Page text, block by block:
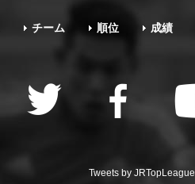
チーム 順位 成績
Tweets by JRTopLeague